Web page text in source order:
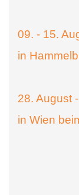
09. - 15.
in
28. August
in Wien